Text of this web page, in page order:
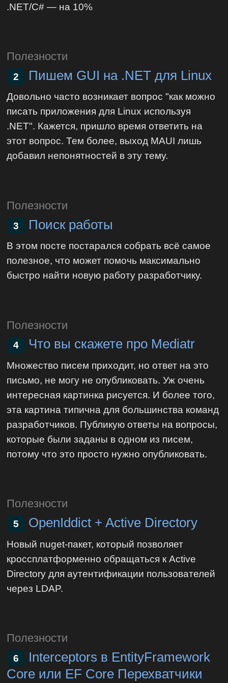
.NET/C# — на 10%
Полезности
2 Пишем GUI на .NET для Linux
Довольно часто возникает вопрос "как можно
писать приложения для Linux используя
.NET". Кажется, пришло время ответить на
этот вопрос. Тем более, выход MAUI лишь
добавил непонятностей в эту тему.
Полезности
3 Поиск работы
В этом посте постарался собрать всё самое
полезное, что может помочь максимально
быстро найти новую работу разработчику.
Полезности
4 Что вы скажете про Mediatr
Множество писем приходит, но ответ на это
письмо, не могу не опубликовать. Уж очень
интересная картинка рисуется. И более того,
эта картина типична для большинства команд
разработчиков. Публикую ответы на вопросы,
которые были заданы в одном из писем,
потому что это просто нужно опубликовать.
Полезности
5 OpenIddict + Active Directory
Новый nuget-пакет, который позволяет
кроссплатформенно обращаться к Active
Directory для аутентификации пользователей
через LDAP.
Полезности
6
Interceptors в EntityFramework
Core или EF Core Перехватчики